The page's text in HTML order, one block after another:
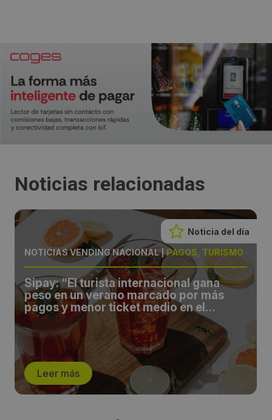
Noticias relacionadas
NOTICIAS VENDING NACIONAL|PAGOS, TURISMO
Sipay: “El turista internacional gana
peso en un verano marcado por más
pagos y menor ticket medio en el
comercio español”
Leer más
Noticia del día